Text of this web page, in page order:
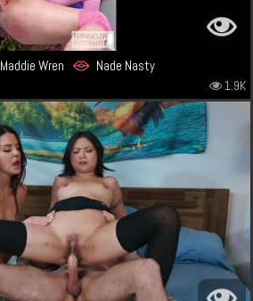
Maddie Wren Nade Nasty
1.9K